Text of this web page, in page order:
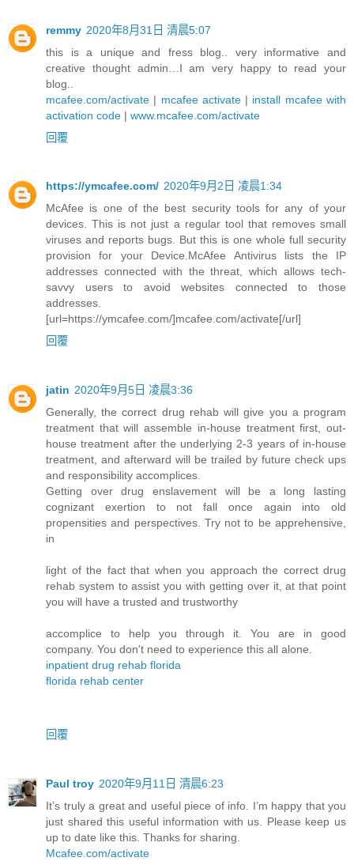
remmy 2020年8月31日 清晨5:07
this is a unique and fress blog.. very informative and
creative thought admin…I am very happy to read your
blog..
mcafee.com/activate | mcafee activate| install mcafee with
activation code | www.mcafee.com/activate
回覆
https://ymcafee.com/ 2020年9月2日 凌晨1:34
McAfee is one of the best security tools for any of your
devices. This is not just a regular tool that removes small
viruses and reports bugs. But this is one whole full security
provision for your Device.McAfee Antivirus lists the IP
addresses connected with the threat, which allows tech-
savvy users to avoid websites connected to those
addresses.
[url=https://ymcafee.com/]mcafee.com/activate[/url]
回覆
jatin 2020年9月5日 凌晨3:36
Generally, the correct drug rehab will give you a program
treatment that will assemble in-house treatment first, out-
house treatment after the underlying 2-3 years of in-house
treatment, and afterward will be trailed by future check ups
and responsibility accomplices.
Getting over drug enslavement will be a long lasting
cognizant exertion to not fall once again into old
propensities and perspectives. Try not to be apprehensive,
in
light of the fact that when you approach the correct drug
rehab system to assist you with getting over it, at that point
you will have a trusted and trustworthy
accomplice to help you through it. You are in good
company. You don't need to experience this all alone.
inpatient drug rehab florida
florida rehab center
回覆
Paul troy 2020年9月11日 清晨6:23
It’s truly a great and useful piece of info. I’m happy that you
just shared this useful information with us. Please keep us
up to date like this. Thanks for sharing.
Mcafee.com/activate